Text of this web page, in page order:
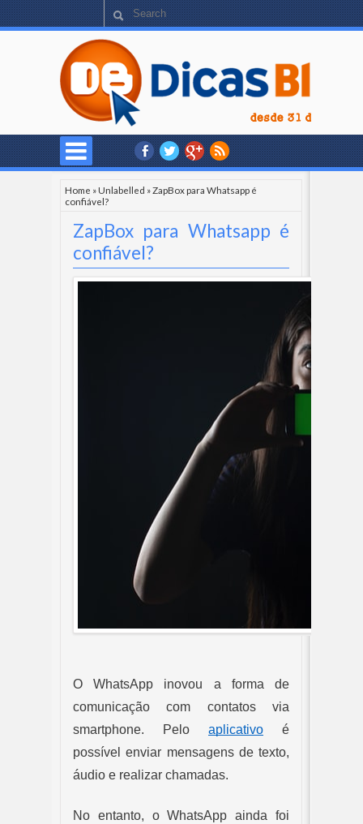
Home »Unlabelled »ZapBox para Whatsapp é
confiável?
ZapBox para Whatsapp é
confiável?
O WhatsApp inovou a forma de
comunicação com contatos via
smartphone. Pelo aplicativo é
possível enviar mensagens de texto,
áudio e realizar chamadas.
No entanto, o WhatsApp ainda foi